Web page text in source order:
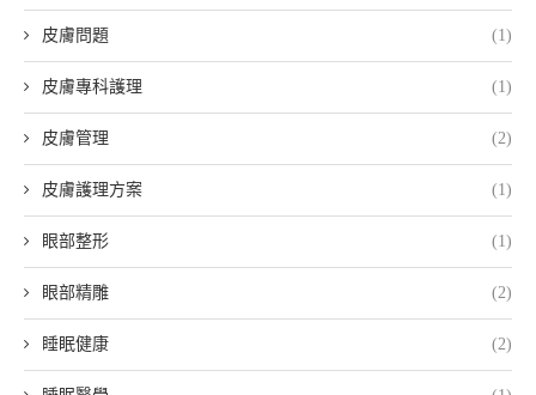
皮膚問題 (1)
皮膚專科護理 (1)
皮膚管理 (2)
皮膚護理方案 (1)
眼部整形 (1)
眼部精雕 (2)
睡眠健康 (2)